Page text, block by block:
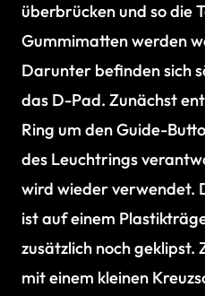
überbrücken und so die
Gummimatten werden
Darunter befinden sich
das D-Pad. Zunächst
Ring um den Guide-
des Leuchtrings
wird wieder verwendet.
ist auf einem
zusätzlich noch geklipst.
mit einem kleinen